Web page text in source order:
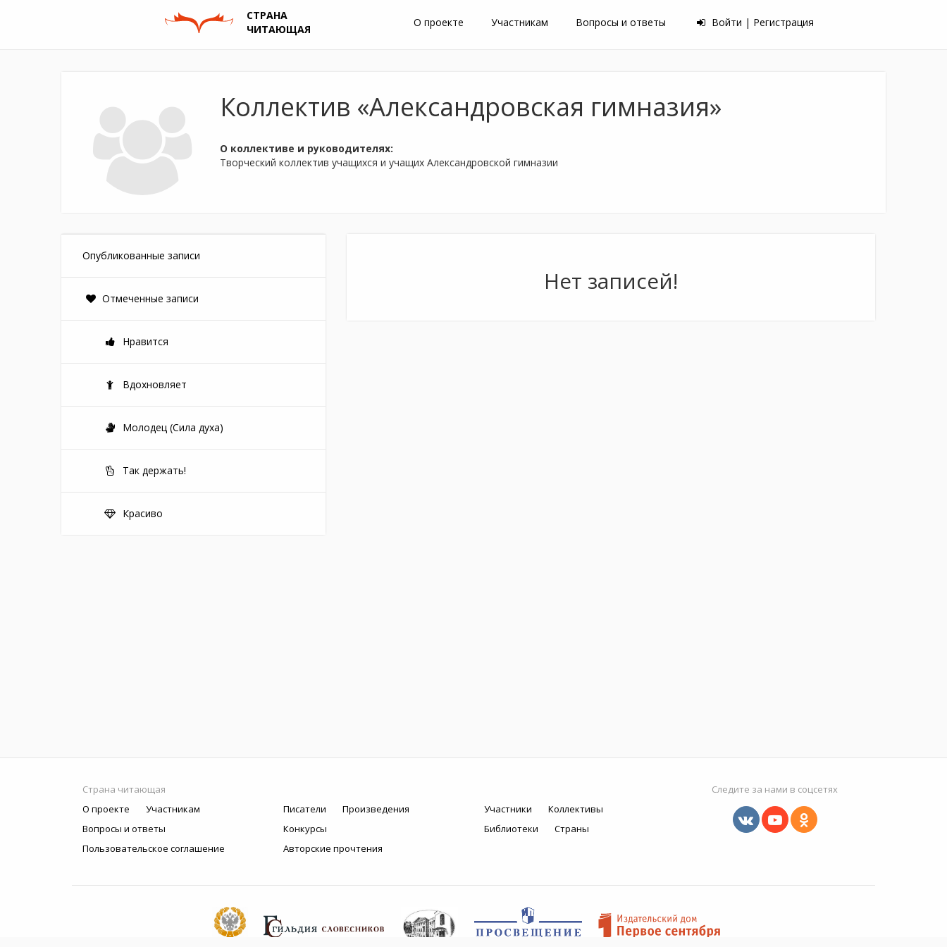
СТРАНА
ЧИТАЮЩАЯ
О проекте Участникам Вопросы и ответы Войти | Регистрация
Коллектив «Александровская гимназия»
О коллективе и руководителях:
Творческий коллектив учащихся и учащих Александровской гимназии
Опубликованные записи
Отмеченные записи
Нравится
Вдохновляет
Молодец (Сила духа)
Так держать!
Красиво
Нет записей!
Страна читающая
О проекте
Участникам
Вопросы и ответы
Пользовательское соглашение
Писатели
Произведения
Конкурсы
Авторские прочтения
Участники
Коллективы
Библиотеки
Страны
Следите за нами в соцсетях